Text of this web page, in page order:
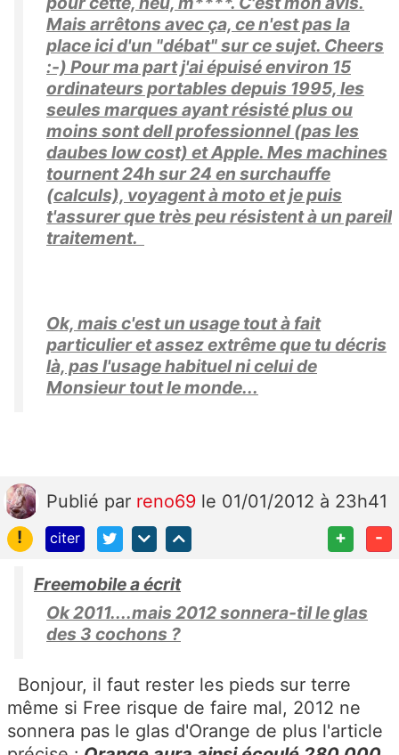
Mais arrêtons avec ça, ce n'est pas la
place ici d'un "débat" sur ce sujet. Cheers
:-) Pour ma part j'ai épuisé environ 15
ordinateurs portables depuis 1995, les
seules marques ayant résisté plus ou
moins sont dell professionnel (pas les
daubes low cost) et Apple. Mes machines
tournent 24h sur 24 en surchauffe
(calculs), voyagent à moto et je puis
t'assurer que très peu résistent à un pareil
traitement.
Ok, mais c'est un usage tout à fait
particulier et assez extrême que tu décris
là, pas l'usage habituel ni celui de
Monsieur tout le monde...
Publié par reno69 le 01/01/2012 à 23h41
!
citer + -
Freemobile a écrit
Ok 2011....mais 2012 sonnera-til le glas
des 3 cochons ?
Bonjour, il faut rester les pieds sur terre
même si Free risque de faire mal, 2012 ne
sonnera pas le glas d'Orange de plus l'article